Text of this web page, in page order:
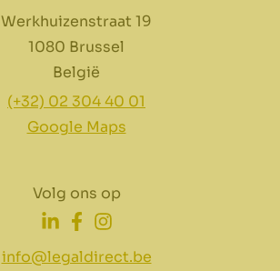
Werkhuizenstraat 19
1080 Brussel
België
(+32) 02 304 40 01
Google Maps
info@legaldirect.be
Volg ons op